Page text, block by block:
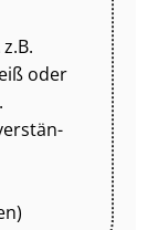
oder